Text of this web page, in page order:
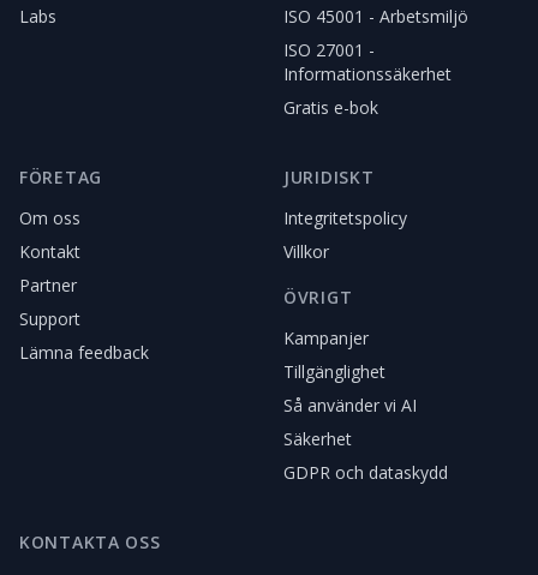
Labs
ISO 45001 - Arbetsmiljö
ISO 27001 -
Informationssäkerhet
Gratis e-bok
FÖRETAG
Om oss
Kontakt
Partner
Support
Lämna feedback
JURIDISKT
Integritetspolicy
Villkor
ÖVRIGT
Kampanjer
Tillgänglighet
Så använder vi AI
Säkerhet
GDPR och dataskydd
KONTAKTA OSS